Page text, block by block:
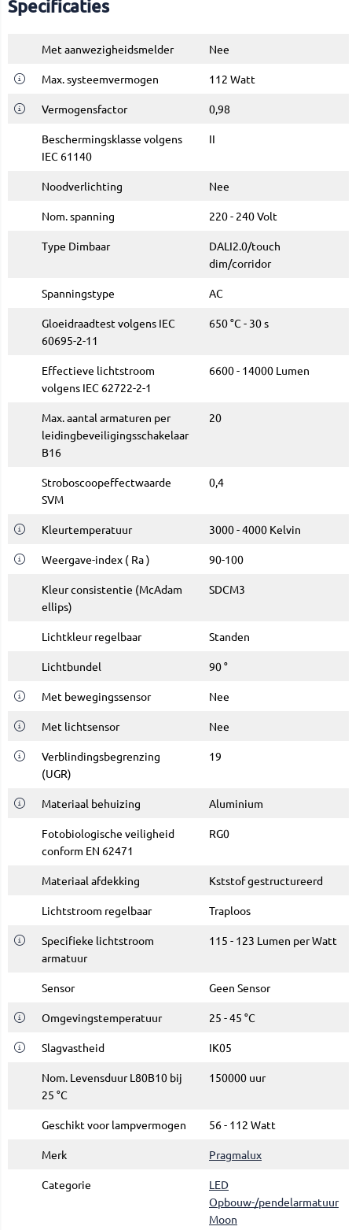
Specificaties
Met aanwezigheidsmelder Nee
Max. systeemvermogen 112 Watt
Vermogensfactor 0,98
Beschermingsklasse volgens
IEC 61140
II
Noodverlichting Nee
Nom. spanning 220 - 240 Volt
Type Dimbaar
DALI2.0/touch
dim/corridor
Spanningstype AC
Gloeidraadtest volgens IEC
60695-2-11
650 °C - 30 s
Effectieve lichtstroom
volgens IEC 62722-2-1
6600 - 14000 Lumen
Max. aantal armaturen per
leidingbeveiligingsschakelaar
B16
20
Stroboscoopeffectwaarde
SVM
0,4
Kleurtemperatuur 3000 - 4000 Kelvin
Weergave-index ( Ra ) 90-100
Kleur consistentie (McAdam
ellips)
SDCM3
Lichtkleur regelbaar Standen
Lichtbundel 90 °
Met bewegingssensor Nee
Met lichtsensor Nee
Verblindingsbegrenzing
(UGR)
19
Materiaal behuizing Aluminium
Fotobiologische veiligheid
conform EN 62471
RG0
Materiaal afdekking Kststof gestructureerd
Lichtstroom regelbaar Traploos
Specifieke lichtstroom
armatuur
115 - 123 Lumen per Watt
Sensor Geen Sensor
Omgevingstemperatuur 25 - 45 °C
Slagvastheid IK05
Nom. Levensduur L80B10 bij
25 °C
150000 uur
Geschikt voor lampvermogen 56 - 112 Watt
Merk Pragmalux
Categorie
LED
Opbouw-/pendelarmatuur
Moon